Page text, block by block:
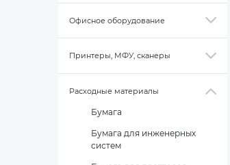
Офисное оборудование
Принтеры, МФУ, сканеры
Расходные материалы
Бумага
Бумага для инженерных
систем